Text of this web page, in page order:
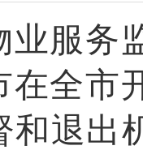
业服务
在全市
和退出